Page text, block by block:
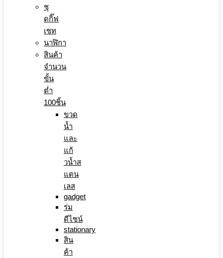
ชุ
ดกิ๊ฟ
เซท
นาฬิกา
สินค้า
จำนวน
ขั้น
ต่ำ
100ชิ้น
ขวด
น้ำ
และ
แก้
วน้ำส
แตน
เลส
gadget
ร่ม
ดีไซน์
stationary
สิน
ค้า